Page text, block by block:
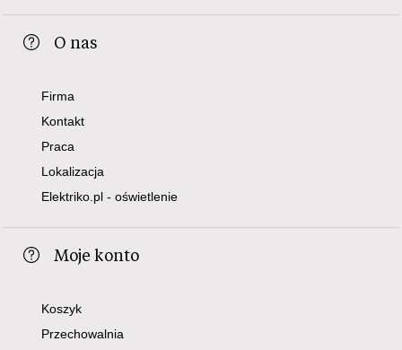
O nas
Firma
Kontakt
Praca
Lokalizacja
Elektriko.pl - oświetlenie
Moje konto
Koszyk
Przechowalnia